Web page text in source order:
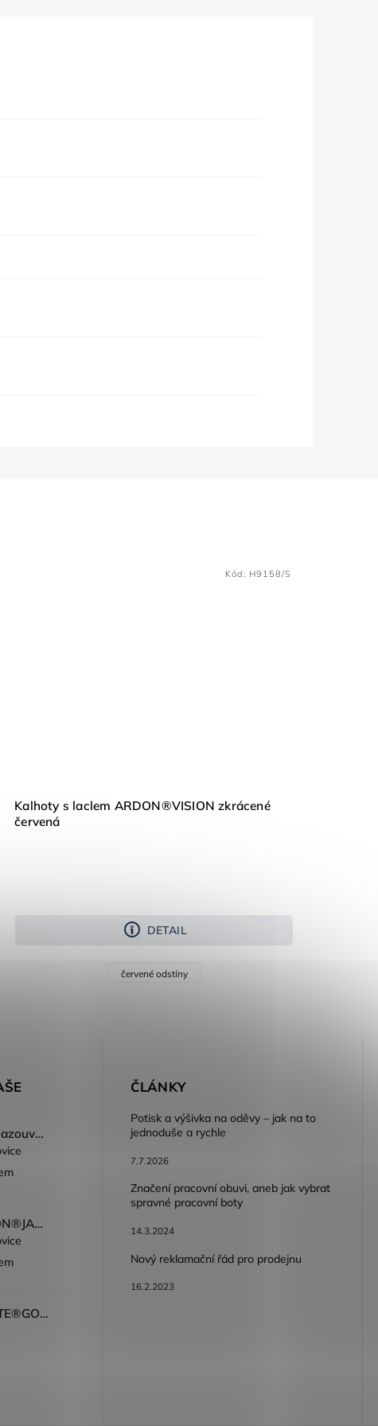
Kalhoty s laclem ARDON®VISION zkrácené
červená
DETAIL
červené odstíny
Kód: H9158/S
Dámský volnočasový nazouvák ARDON®JUNO - růžová
Dámské kalhoty ARDON®JASVENA šedá
Tričko ARDON®ULTRITE®GO! dámské růžová
ČLÁNKY
Potisk a výšivka na oděvy – jak na to
jednoduše a rychle
7.7.2026
Značení pracovní obuvi, aneb jak vybrat
spravné pracovní boty
14.3.2024
Nový reklamační řád pro prodejnu
16.2.2023